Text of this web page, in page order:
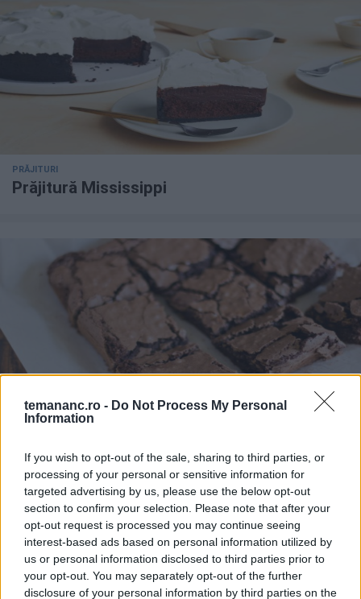
temananc.ro - Do Not Process My Personal
Information
If you wish to opt-out of the sale, sharing to third parties, or
processing of your personal or sensitive information for
targeted advertising by us, please use the below opt-out
section to confirm your selection. Please note that after your
opt-out request is processed you may continue seeing
interest-based ads based on personal information utilized by
us or personal information disclosed to third parties prior to
your opt-out. You may separately opt-out of the further
disclosure of your personal information by third parties on the
PRĂJITURI
Prăjitură Mississippi
Negresă - rețetă simplă